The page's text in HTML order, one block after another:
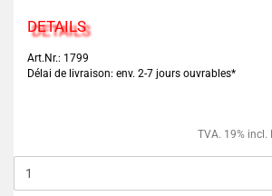
DETAILS
Art.Nr.: 1799
Délai de livraison: env. 2-7 jours ouvrables*
TVA. 19% incl.